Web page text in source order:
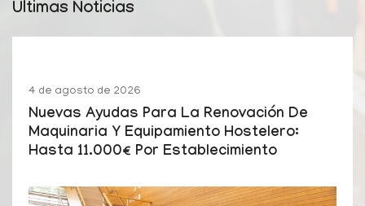
Últimas Noticias
4 de agosto de 2026
Nuevas Ayudas Para La Renovación De
Maquinaria Y Equipamiento Hostelero:
Hasta 11.000€ Por Establecimiento